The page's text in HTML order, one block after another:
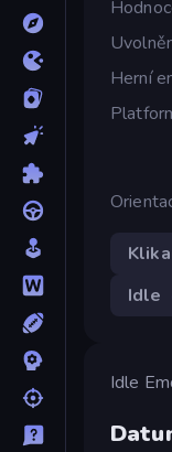
Herní
Idle
Idle